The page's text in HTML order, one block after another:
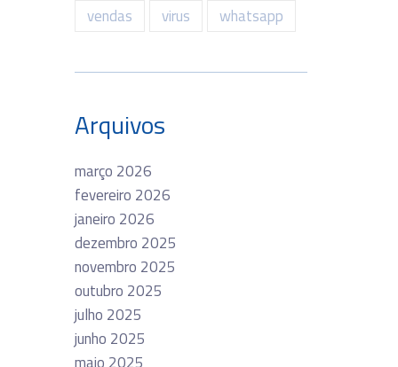
vendas virus whatsapp
Arquivos
março 2026
fevereiro 2026
janeiro 2026
dezembro 2025
novembro 2025
outubro 2025
julho 2025
junho 2025